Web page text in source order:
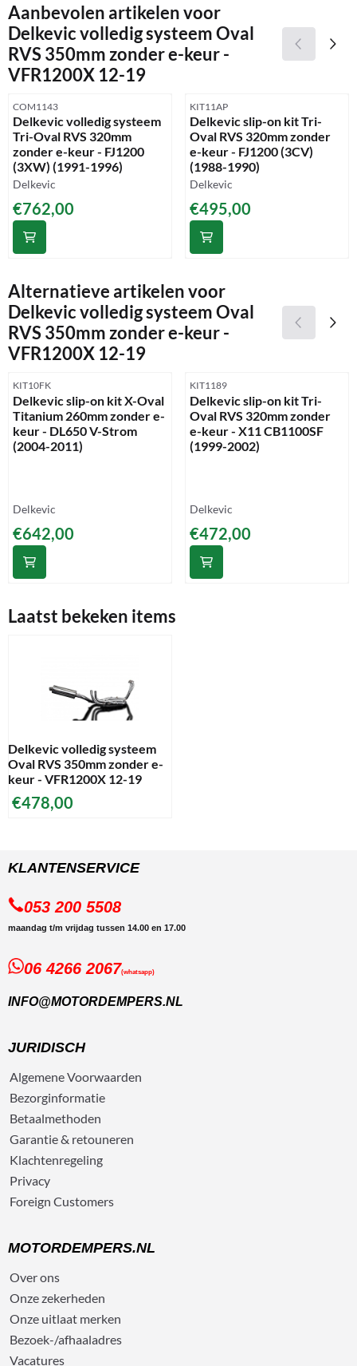
Aanbevolen artikelen voor
Delkevic volledig systeem Oval
RVS 350mm zonder e-keur -
VFR1200X 12-19
Artikelnummer
COM1143
Delkevic volledig systeem
Tri-Oval RVS 320mm
zonder e-keur - FJ1200
(3XW) (1991-1996)
Merk:
Delkevic
Prijs: 762,00
€762,00
Artikelnummer
KIT11AP
Delkevic slip-on kit Tri-
Oval RVS 320mm zonder
e-keur - FJ1200 (3CV)
(1988-1990)
Merk:
Delkevic
Prijs: 495,00
€495,00
Alternatieve artikelen voor
Delkevic volledig systeem Oval
RVS 350mm zonder e-keur -
VFR1200X 12-19
Artikelnummer
KIT10FK
Delkevic slip-on kit X-Oval
Titanium 260mm zonder e-
keur - DL650 V-Strom
(2004-2011)
Merk:
Delkevic
Prijs: 642,00
€642,00
Artikelnummer
KIT1189
Delkevic slip-on kit Tri-
Oval RVS 320mm zonder
e-keur - X11 CB1100SF
(1999-2002)
Merk:
Delkevic
Prijs: 472,00
€472,00
Laatst bekeken items
Delkevic volledig systeem
Oval RVS 350mm zonder e-
keur - VFR1200X 12-19
€478,00
KLANTENSERVICE
053 200 5508
maandag t/m vrijdag tussen 14.00 en 17.00
06 4266 2067(whatsapp)
INFO@MOTORDEMPERS.NL
JURIDISCH
AlgemeneVoorwaarden
Bezorginformatie
Betaalmethoden
Garantie & retouneren
Klachtenregeling
Privacy
Foreign Customers
MOTORDEMPERS.NL
Over ons
Onze zekerheden
Onze uitlaat merken
Bezoek-/afhaaladres
Vacatures